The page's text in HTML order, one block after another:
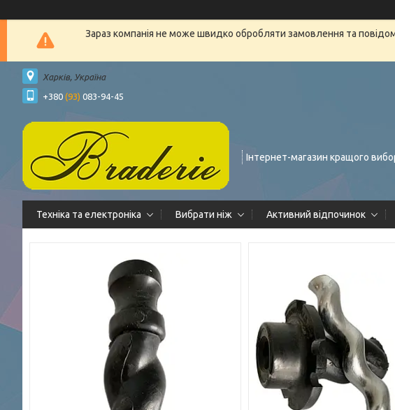
Зараз компанія не може швидко обробляти замовлення та
Харків, Україна
+380 (93) 083-94-45
Інтернет-магазин кращого
Техніка та електроніка Вибрати ніж Активний відпочинок